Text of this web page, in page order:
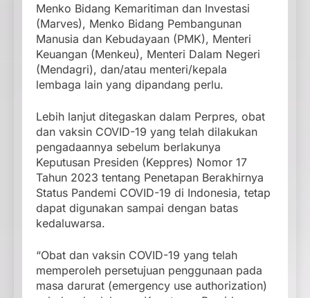
Menko Bidang Kemaritiman dan Investasi
(Marves), Menko Bidang Pembangunan
Manusia dan Kebudayaan (PMK), Menteri
Keuangan (Menkeu), Menteri Dalam Negeri
(Mendagri), dan/atau menteri/kepala
lembaga lain yang dipandang perlu.
Lebih lanjut ditegaskan dalam Perpres, obat
dan vaksin COVID-19 yang telah dilakukan
pengadaannya sebelum berlakunya
Keputusan Presiden (Keppres) Nomor 17
Tahun 2023 tentang Penetapan Berakhirnya
Status Pandemi COVID-19 di Indonesia, tetap
dapat digunakan sampai dengan batas
kedaluwarsa.
“Obat dan vaksin COVID-19 yang telah
memperoleh persetujuan penggunaan pada
masa darurat (emergency use authorization)